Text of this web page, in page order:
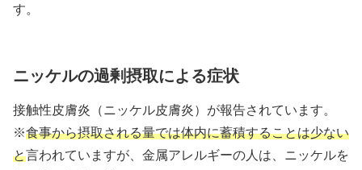
す。
ニッケルの過剰摂取による症状
接触性皮膚炎（ニッケル皮膚炎）が報告されています。
※食事から摂取される量では体内に蓄積することは少ない
と言われていますが、金属アレルギーの人は、ニッケルを